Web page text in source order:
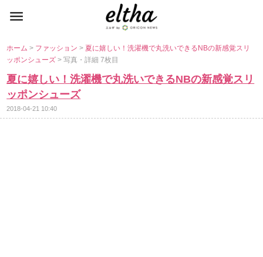
ホーム> ファッション> 夏に嬉しい！洗濯機で丸洗いできるNBの新感覚スリ
ッポンシューズ> 写真・詳細 7枚目
夏に嬉しい！洗濯機で丸洗いできるNBの新感覚スリ
ッポンシューズ
2018-04-21 10:40